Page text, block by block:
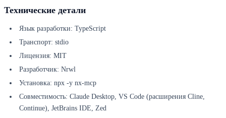
Технические детали
Язык разработки: TypeScript
Транспорт: stdio
Лицензия: MIT
Разработчик: Nrwl
Установка: npx -y nx-mcp
Совместимость: Claude Desktop, VS Code (расширения Cline,
Continue), JetBrains IDE, Zed